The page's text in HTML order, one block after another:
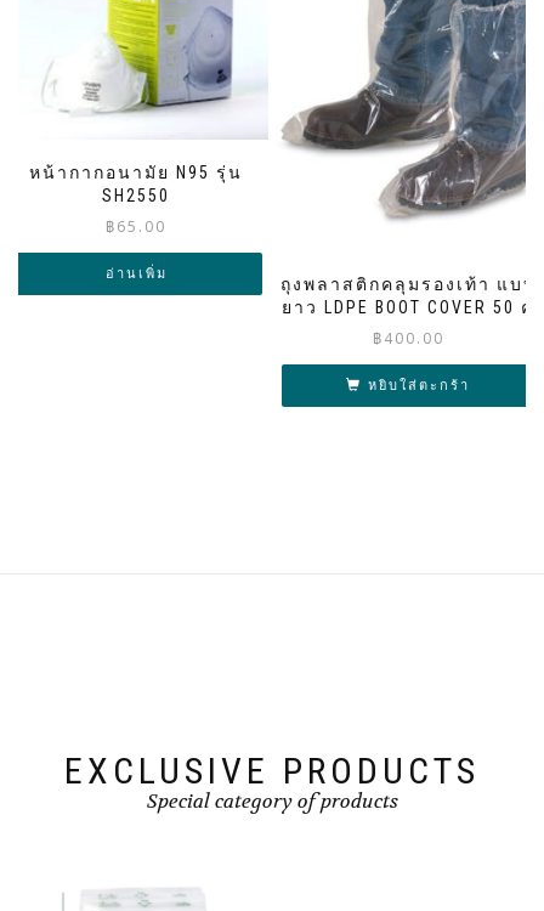
หน้ากากอนามัย N95 รุ่น
SH2550
฿65.00
อ่านเพิ่ม
ถุงพลาสติกคลุมรองเท้า แบบ
ยาว LDPE BOOT COVER 50 คู่
฿400.00
หยิบใส่ตะกร้า
EXCLUSIVE PRODUCTS
Special category of products